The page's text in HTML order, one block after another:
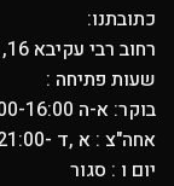
כתובתנו:
רחוב רבי עקיבא 16, בני ברק.
שעות פתיחה :
בוקר: א-ה 10:00-16:00
אחה"צ : א ,ד -17:00-21:00מומלץ לתאם!
יום ו : סגור